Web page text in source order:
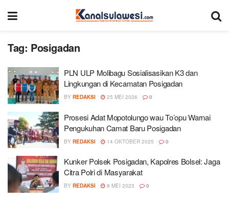
Tag: Posigadan
PLN ULP Molibagu Sosialisasikan K3 dan
Lingkungan di Kecamatan Posigadan
BY REDAKSI 25 MEI 2026 0
Prosesi Adat Mopotolungo wau To’opu Warnai
Pengukuhan Camat Baru Posigadan
BY REDAKSI 14 OKTOBER 2025 0
Kunker Polsek Posigadan, Kapolres Bolsel: Jaga
Citra Polri di Masyarakat
BY REDAKSI 8 MEI 2023 0